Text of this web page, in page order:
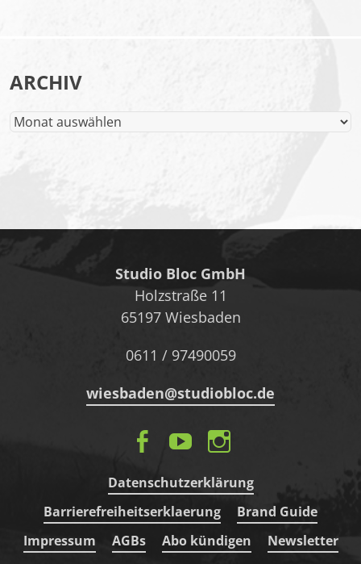
ARCHIV
Archiv
Studio Bloc GmbH
Holzstraße 11
65197 Wiesbaden
0611 / 97490059
wiesbaden@studiobloc.de
F
a
c
e
b
o
u
t
u
In
st
a
g
r
Datenschutzerklärung
Barrierefreiheitserklaerung
Brand Guide
Impressum
AGBs Abo kündigen Newsletter